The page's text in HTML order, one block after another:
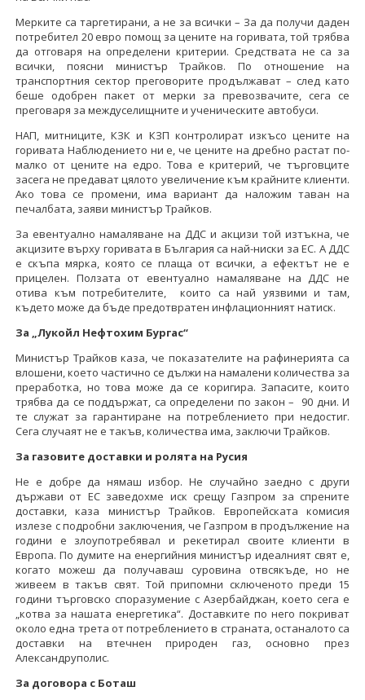
Мерките са таргетирани, а не за всички – За да получи даден
потребител 20 евро помощ за цените на горивата, той трябва
да отговаря на определени критерии. Средствата не са за
всички, поясни министър Трайков. По отношение на
транспортния сектор преговорите продължават – след като
беше одобрен пакет от мерки за превозвачите, сега се
преговаря за междуселищните и ученическите автобуси.
НАП, митниците, КЗК и КЗП контролират изкъсо цените на
горивата Наблюдението ни е, че цените на дребно растат по-
малко от цените на едро. Това е критерий, че търговците
засега не предават цялото увеличение към крайните клиенти.
Ако това се промени, има вариант да наложим таван на
печалбата, заяви министър Трайков.
За евентуално намаляване на ДДС и акцизи той изтъкна, че
акцизите върху горивата в България са най-ниски за ЕС. А ДДС
е скъпа мярка, която се плаща от всички, а ефектът не е
прицелен. Ползата от евентуално намаляване на ДДС не
отива към потребителите, които са най уязвими и там,
където може да бъде предотвратен инфлационният натиск.
За „Лукойл Нефтохим Бургас“
Министър Трайков каза, че показателите на рафинерията са
влошени, което частично се дължи на намалени количества за
преработка, но това може да се коригира. Запасите, които
трябва да се поддържат, са определени по закон – 90 дни. И
те служат за гарантиране на потреблението при недостиг.
Сега случаят не е такъв, количества има, заключи Трайков.
За газовите доставки и ролята на Русия
Не е добре да нямаш избор. Не случайно заедно с други
държави от ЕС заведохме иск срещу Газпром за спрените
доставки, каза министър Трайков. Европейската комисия
излезе с подробни заключения, че Газпром в продължение на
години е злоупотребявал и рекетирал своите клиенти в
Европа. По думите на енергийния министър идеалният свят е,
когато можеш да получаваш суровина отвсякъде, но не
живеем в такъв свят. Той припомни сключеното преди 15
години търговско споразумение с Азербайджан, което сега е
„котва за нашата енергетика“. Доставките по него покриват
около една трета от потреблението в страната, останалото са
доставки на втечнен природен газ, основно през
Александруполис.
За договора с Боташ